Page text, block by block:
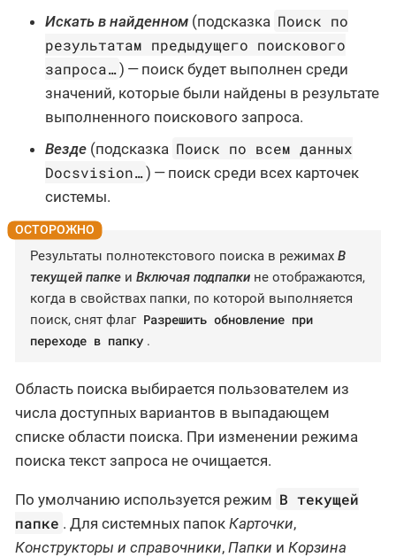
Искать в найденном (подсказка Поиск по
результатам предыдущего поискового
запроса…​ ) — поиск будет выполнен среди
значений, которые были найдены в результате
выполненного поискового запроса.
Везде (подсказка Поиск по всем данных
Docsvision…​ ) — поиск среди всех карточек
системы.
Результаты полнотекстового поиска в режимах В
текущей папке и Включая подпапки не отображаются,
когда в свойствах папки, по которой выполняется
поиск, снят флаг Разрешить обновление при
переходе в папку .
Область поиска выбирается пользователем из
числа доступных вариантов в выпадающем
списке области поиска. При изменении режима
поиска текст запроса не очищается.
По умолчанию используется режим В текущей
папке . Для системных папокКарточки,
Конструкторы и справочники, Папки и Корзина